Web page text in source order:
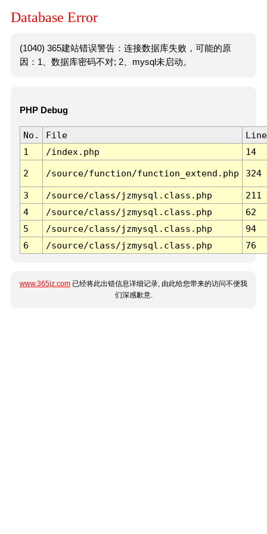
Database Error
(1040) 365建站错误警告：连接数据库失败，可能的原
因：1、数据库密码不对; 2、mysql未启动。
PHP Debug
No. File
Line
1
/index.php 14
2 /source/function/function_extend.php 324
3 /source/class/jzmysql.class.php
211
4
/source/class/jzmysql.class.php
62
5
/source/class/jzmysql.class.php
94
6
/source/class/jzmysql.class.php 76
www.365jz.com 已经将此出错信息详细记录, 由此给您带来的访问不便我
们深感歉意.